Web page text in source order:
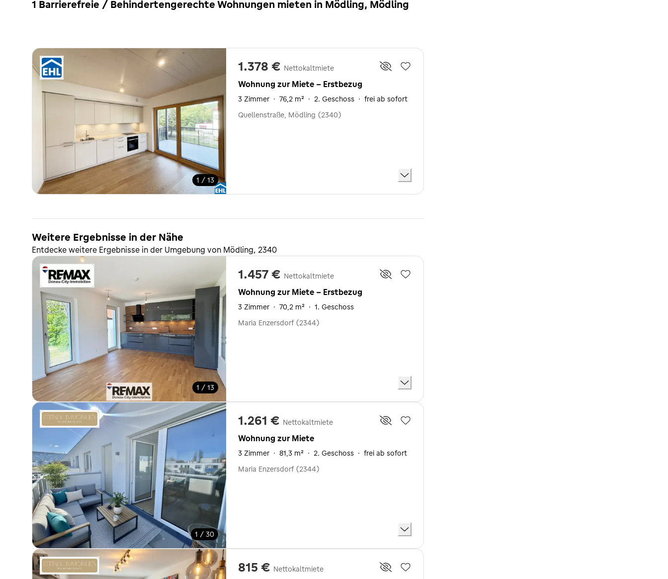
1 Barrierefreie / Behindertengerechte Wohnungen mieten in Mödling, Mödling
1 / 13
1.378 € Nettokaltmiete
Wohnung zur Miete - Erstbezug
3 Zimmer · 76,2 m² · 2. Geschoss · frei ab sofort
Quellenstraße, Mödling (2340)
Weitere Ergebnisse in der Nähe
Entdecke weitere Ergebnisse in der Umgebung von Mödling, 2340
1 / 13
1.457 € Nettokaltmiete
Wohnung zur Miete - Erstbezug
3 Zimmer · 70,2 m² · 1. Geschoss
Maria Enzersdorf (2344)
1 / 30
1.261 € Nettokaltmiete
Wohnung zur Miete
3 Zimmer · 81,3 m² · 2. Geschoss · frei ab sofort
Maria Enzersdorf (2344)
815 € Nettokaltmiete